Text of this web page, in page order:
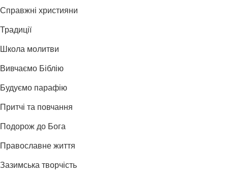
Справжні християни
Традиції
Школа молитви
Вивчаємо Біблію
Будуємо парафію
Притчі та повчання
Подорож до Бога
Православне життя
Зазимська творчість